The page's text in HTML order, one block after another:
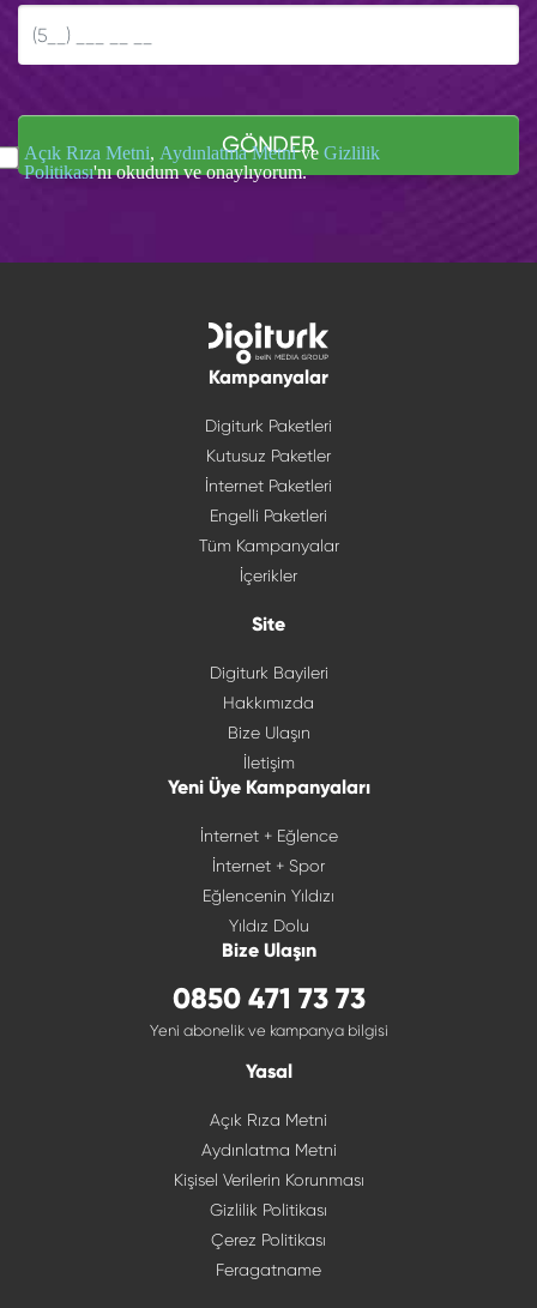
GÖNDER
Açık Rıza Metni, Aydınlatma Metnive Gizlilik
Politikası'nı okudum ve onaylıyorum.
Kampanyalar
Digiturk Paketleri
Kutusuz Paketler
İnternet Paketleri
Engelli Paketleri
Tüm Kampanyalar
İçerikler
Site
Digiturk Bayileri
Hakkımızda
Bize Ulaşın
İletişim
Yeni Üye Kampanyaları
İnternet + Eğlence
İnternet + Spor
Eğlencenin Yıldızı
Yıldız Dolu
Bize Ulaşın
0850 471 73 73
Yeni abonelik ve kampanya bilgisi
Yasal
Açık Rıza Metni
Aydınlatma Metni
Kişisel Verilerin Korunması
Gizlilik Politikası
Çerez Politikası
Feragatname